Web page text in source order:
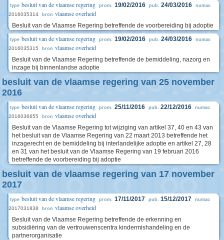
type besluit van de vlaamse regering prom. 19/02/2016 pub. 24/03/2016 numac
2016035314 bron vlaamse overheid
Besluit van de Vlaamse Regering betreffende de voorbereiding bij adoptie
type besluit van de vlaamse regering prom. 19/02/2016 pub. 24/03/2016 numac
2016035315 bron vlaamse overheid
Besluit van de Vlaamse Regering betreffende de bemiddeling, nazorg en
inzage bij binnenlandse adoptie
besluit van de vlaamse regering van 25 november
2016
type besluit van de vlaamse regering prom. 25/11/2016 pub. 22/12/2016 numac
2016036655 bron vlaamse overheid
Besluit van de Vlaamse Regering tot wijziging van artikel 37, 40 en 43 van
het besluit van de Vlaamse Regering van 22 maart 2013 betreffende het
inzagerecht en de bemiddeling bij interlandelijke adoptie en artikel 27, 28
en 31 van het besluit van de Vlaamse Regering van 19 februari 2016
betreffende de voorbereiding bij adoptie
besluit van de vlaamse regering van 17 november
2017
type besluit van de vlaamse regering prom. 17/11/2017 pub. 15/12/2017 numac
2017031838 bron vlaamse overheid
Besluit van de Vlaamse Regering betreffende de erkenning en
subsidiëring van de vertrouwenscentra kindermishandeling en de
partnerorganisatie